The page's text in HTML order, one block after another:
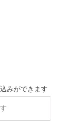
みができます